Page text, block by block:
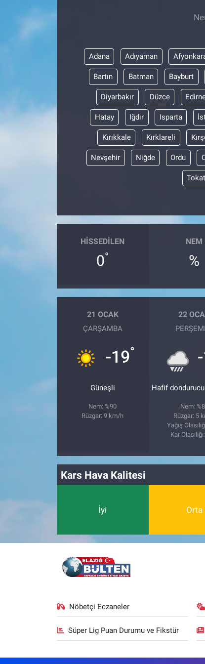
Adana Adıyaman
Bartın Batman Bayburt
Diyarbakır Düzce
Hatay Iğdır Isparta
Kırıkkale Kırklareli
Nevşehir Niğde Ordu
Tokat
HISSEDILEN
0°
NEM
%
21 OCAK
ÇARŞAMBA
-19°
Güneşli
Nem: %90
Rüzgar: 9 km/h
22
Hafif
Nem:
Rüzgar: 5
Yağış
Kar
Kars Hava Kalitesi
İyi Orta
Nöbetçi Eczaneler
Süper Lig Puan Durumu ve Fikstür
Sağlıklı Yaşam